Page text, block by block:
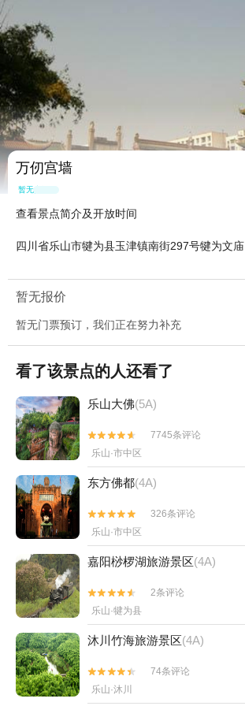
万仞宫墙
暂无点评
查看景点简介及开放时间
四川省乐山市犍为县玉津镇南街297号犍为文庙
暂无报价
暂无门票预订，我们正在努力补充
看了该景点的人还看了
乐山大佛(5A)


7745条评论
乐山·市中区
东方佛都(4A)


326条评论
乐山·市中区
嘉阳桫椤湖旅游景区(4A)


2条评论
乐山·犍为县
沐川竹海旅游景区(4A)


74条评论
乐山·沐川